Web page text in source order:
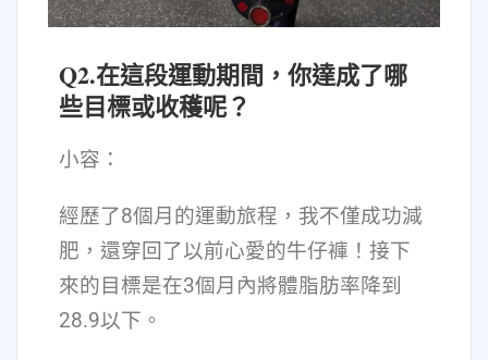
Q2.在這段運動期間，你達成了哪
些目標或收穫呢？
小容：
經歷了8個月的運動旅程，我不僅成功減
肥，還穿回了以前心愛的牛仔褲！接下
來的目標是在3個月內將體脂肪率降到
28.9以下。